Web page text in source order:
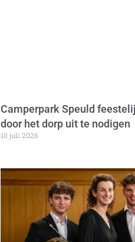
Camperpark Speuld
door het dorp uit te nodigen
10 juli 2026